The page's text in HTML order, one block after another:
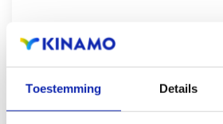
Toestemming Details
LEES MEER